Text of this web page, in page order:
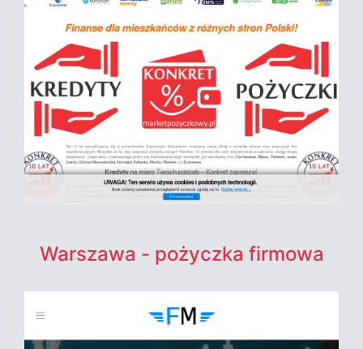
Warszawa - pożyczka firmowa